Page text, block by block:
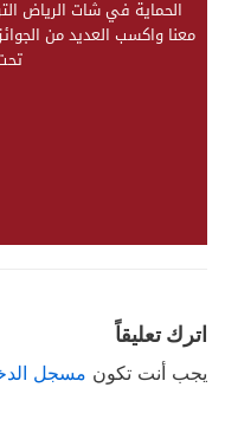
الحماية في شات الرياض
معنا واكسب العديد من
اترك تعليقاً
يجب أنت تكون مسجل